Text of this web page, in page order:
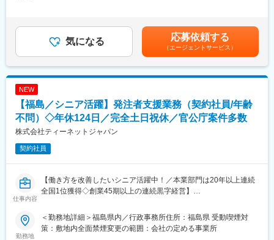
きます。
あなたが手がける建物は、地域の暮らしを支えながら、日本の科
学技術の未来を担う施設にもなりえます。そんな「残る仕事」
施工管理全般
・工程計画の作成・工期スケジュール管理
・現場での安全管理・品質管理・進捗管理
・協力会社・職人さんとの打ち合わせ・工程調整
・資材手配・施工状況確認・工事写真の撮影整理
【工事内容】
小学校などの教育施設 / 公営住宅 / 児童館 / F-REI関連施設 / 公共施
■業務詳細：
業手当＞有＜給与補足＞※経験・年齢・能力を考慮して決定■昇
給：前年度実績 1月あたり1.00％～2.50％■賞与：年3回※前年度
実績 計2.50ヶ月分■その他固定手当：現場手当■その他変動手
当：遠距離手当賃金はあくまでも目安の金額であり、選考を通じ
て上下する可能性があります。月給(月額)は固定手当を含めた表記
気になる 応募依頼する
（エージェントサービス）
NEW
【福島／シニア活躍】発注者支援業務（契約社員/年齢
不問）◇年休124日／完全土日祝休／官公庁案件多数
株式会社ティーネットジャパン
契約社員
仕事内容
【働き方を改善したいシニア活躍中！／本業部門は20年以上連続
全国1位獲得◇創業45期以上の連続黒字経営】
【職務概要】
当社は国土交通省、農林水産省や地方自治体などと業務委託契約
を結び、案件の8割以上が官公庁案件です。
勤務地
＜勤務地詳細＞福島県内／行政事務所住所：福島県 受動喫煙対
策：敷地内全面禁煙変更の範囲：会社の定める事業所